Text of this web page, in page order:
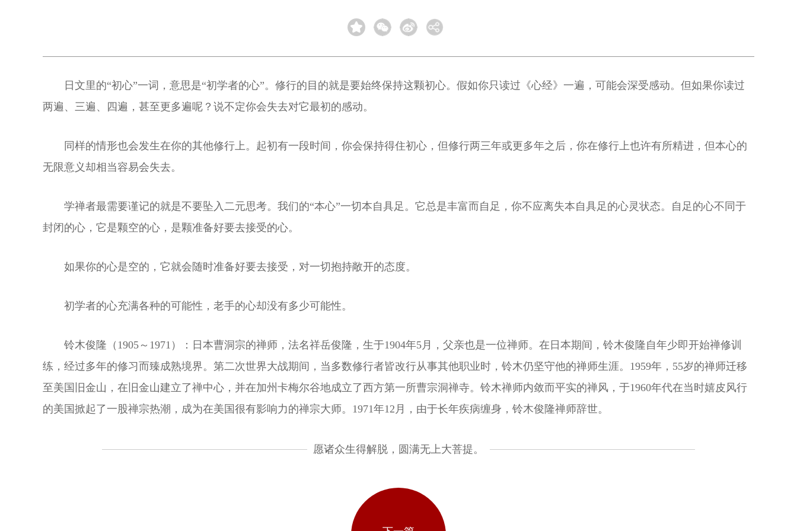
日文里的“初心”一词，意思是“初学者的心”。修行的目的就是要始终保持这颗初心。假如你只读过《心经》一遍，可能会深受感动。但如果你读过
两遍、三遍、四遍，甚至更多遍呢？说不定你会失去对它最初的感动。
同样的情形也会发生在你的其他修行上。起初有一段时间，你会保持得住初心，但修行两三年或更多年之后，你在修行上也许有所精进，但本心的
无限意义却相当容易会失去。
学禅者最需要谨记的就是不要坠入二元思考。我们的“本心”一切本自具足。它总是丰富而自足，你不应离失本自具足的心灵状态。自足的心不同于
封闭的心，它是颗空的心，是颗准备好要去接受的心。
如果你的心是空的，它就会随时准备好要去接受，对一切抱持敞开的态度。
初学者的心充满各种的可能性，老手的心却没有多少可能性。
铃木俊隆（1905～1971）：日本曹洞宗的禅师，法名祥岳俊隆，生于1904年5月，父亲也是一位禅师。在日本期间，铃木俊隆自年少即开始禅修训
练，经过多年的修习而臻成熟境界。第二次世界大战期间，当多数修行者皆改行从事其他职业时，铃木仍坚守他的禅师生涯。1959年，55岁的禅师迁移
至美国旧金山，在旧金山建立了禅中心，并在加州卡梅尔谷地成立了西方第一所曹宗洞禅寺。铃木禅师内敛而平实的禅风，于1960年代在当时嬉皮风行
的美国掀起了一股禅宗热潮，成为在美国很有影响力的禅宗大师。1971年12月，由于长年疾病缠身，铃木俊隆禅师辞世。
愿诸众生得解脱，圆满无上大菩提。